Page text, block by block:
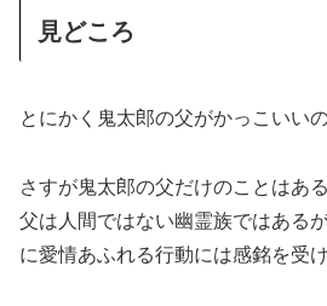
見どころ
とにかく鬼太郎の父がかっこいい
さすが鬼太郎の父だけのことはあ
父は人間ではない幽霊族ではある
に愛情あふれる行動には感銘を受け